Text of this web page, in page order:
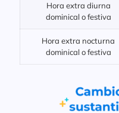
Hora extra diurna
dominical o festiva
Hora extra nocturna
dominical o festiva